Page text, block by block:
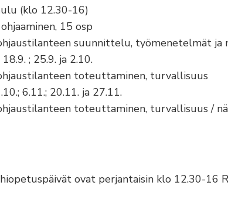
(klo 12.30-16)
15 osp
suunnittelu, työmenetelmät ja
18.9. ; 25.9. ja 2.10.
toteuttaminen, turvallisuus
6.11.; 20.11. ja 27.11.
toteuttaminen, turvallisuus /
ovat perjantaisin klo 12.30-16